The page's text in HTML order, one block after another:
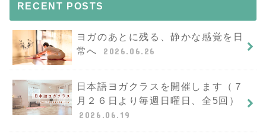
RECENT POSTS
ヨガのあとに残る、静かな感覚を日
常へ
2026.06.26
日本語ヨガクラスを開催します（７
月２６日より毎週日曜日、全5回）
2026.06.19